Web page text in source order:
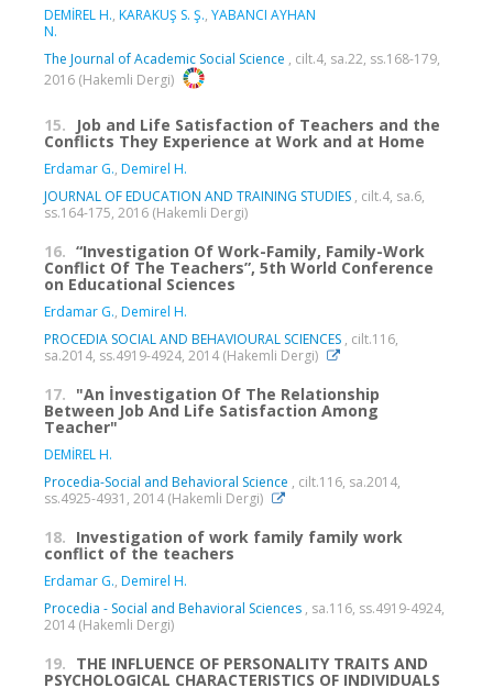
DEMİREL H., KARAKUŞ S. Ş., YABANCI AYHAN
N.
The Journal of Academic Social Science , cilt.4, sa.22, ss.168-179,
2016 (Hakemli Dergi)
15. Job and Life Satisfaction of Teachers and the
Conflicts They Experience at Work and at Home
Erdamar G., Demirel H.
JOURNAL OF EDUCATION AND TRAINING STUDIES , cilt.4, sa.6,
ss.164-175, 2016 (Hakemli Dergi)
16. “Investigation Of Work-Family, Family-Work
Conflict Of The Teachers”, 5th World Conference
on Educational Sciences
Erdamar G., Demirel H.
PROCEDIA SOCIAL AND BEHAVIOURAL SCIENCES , cilt.116,
sa.2014, ss.4919-4924, 2014 (Hakemli Dergi)
17. "An İnvestigation Of The Relationship
Between Job And Life Satisfaction Among
Teacher"
DEMİREL H.
Procedia-Social and Behavioral Science , cilt.116, sa.2014,
ss.4925-4931, 2014 (Hakemli Dergi)
18. Investigation of work family family work
conflict of the teachers
Erdamar G., Demirel H.
Procedia - Social and Behavioral Sciences , sa.116, ss.4919-4924,
2014 (Hakemli Dergi)
19. THE INFLUENCE OF PERSONALITY TRAITS AND
PSYCHOLOGICAL CHARACTERISTICS OF INDIVIDUALS